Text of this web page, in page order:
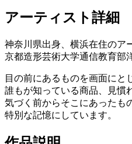
アーティスト詳細
神奈川県出身、横浜在住のア
京都造形芸術大学通信教育部
目の前にあるものを画面にと
誰もが知っている商品、見慣
気づく前からそこにあったも
特別な記憶にしています。